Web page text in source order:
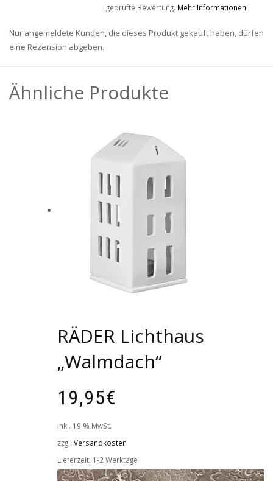
geprüfte Bewertung. Mehr Informationen
Nur angemeldete Kunden, die dieses Produkt gekauft haben, dürfen
eine Rezension abgeben.
Ähnliche Produkte
RÄDER Lichthaus
„Walmdach“
19,95€
inkl. 19 % MwSt.
zzgl. Versandkosten
Lieferzeit: 1-2 Werktage